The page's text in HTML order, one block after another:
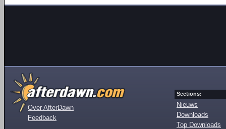
Over AfterDawn
Feedback
Sections:
Nieuws
Downloads
Top Downloads